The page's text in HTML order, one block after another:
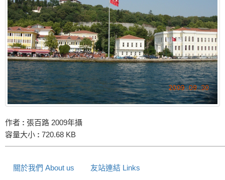
作者 : 張百路 2009年攝
容量大小 : 720.68 KB
關於我們 About us 友站連結 Links